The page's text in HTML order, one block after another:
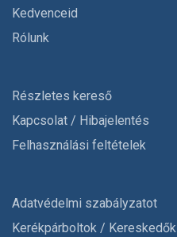
Kedvenceid
Rólunk
Részletes kereső
Kapcsolat / Hibajelentés
Felhasználási feltételek
Adatvédelmi szabályzatot
Kerékpárboltok / Kereskedők